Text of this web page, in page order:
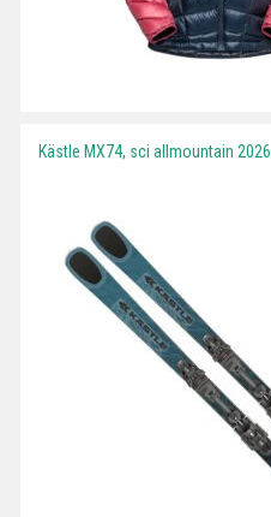
Kästle MX74, sci allmountain 2026